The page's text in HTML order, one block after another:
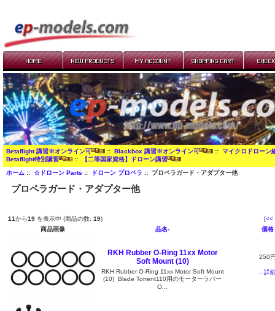
Betaflight 講習※オンライン可 :: Blackbox 講習※オンライン可 :: マイクロドローン
Betaflight特別講習
:: 【二等国家資格】ドローン講習
ホーム:: ☆ドローン Parts :: ドローン プロペラ :: プロペラガード・アダプター他
プロペラガード・アダプター他
11から19 を表示中 (商品の数: 19)
[<<
商品画像
品名- 価格
RKH Rubber O-Ring 11xx Motor
Soft Mount (10)
RKH Rubber O-Ring 11xx Motor Soft Mount
(10) Blade Torrent110用のモーターラバー
O...
250
...詳